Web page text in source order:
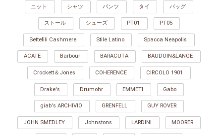
ニット シャツ パンツ タイ バッグ
ストール シューズ PT01 PT05
Settefili Cashmere Stile Latino Spacca Neapolis
ACATE Barbour BARACUTA BAUDOIN&LANGE
Crockett＆Jones COHERENCE CIRCOLO 1901
Drake's Drumohr EMMETI Gabo
giab's ARCHIVIO GRENFELL GUY ROVER
JOHN SMEDLEY Johnstons LARDINI MOORER